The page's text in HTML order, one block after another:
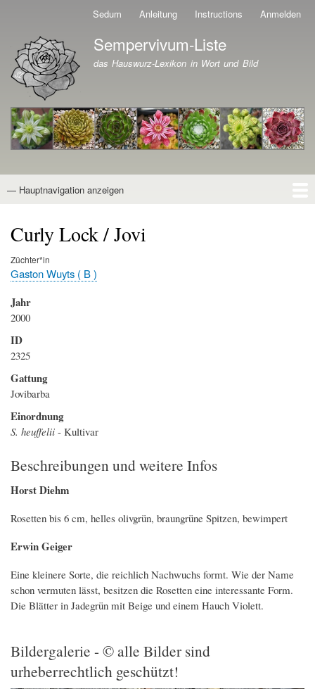
Direkt
zum
Inhalt
Sedum Anleitung Instructions Anmelden
Branding der Website
Sempervivum-Liste
das Hauswurz-Lexikon in Wort und Bild
Hauptnavigation
— Hauptnavigation anzeigen
Curly Lock / Jovi
Züchter*in
Gaston Wuyts ( B )
Jahr
2000
ID
2325
Gattung
Jovibarba
Einordnung
S. heuffelii - Kultivar
Beschreibungen und weitere Infos
Horst Diehm
Rosetten bis 6 cm, helles olivgrün, braungrüne Spitzen, bewimpert
Erwin Geiger
Eine kleinere Sorte, die reichlich Nachwuchs formt. Wie der Name
schon vermuten lässt, besitzen die Rosetten eine interessante Form.
Die Blätter in Jadegrün mit Beige und einem Hauch Violett.
Bildergalerie - © alle Bilder sind
urheberrechtlich geschützt!